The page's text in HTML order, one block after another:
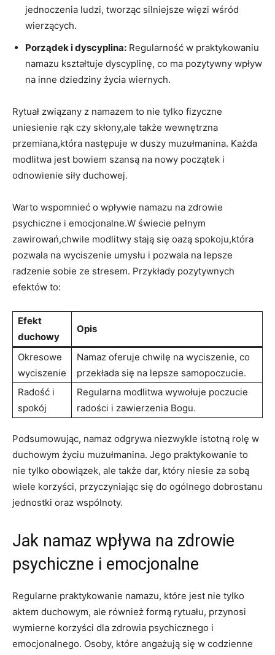
jednoczenia ludzi, tworząc silniejsze więzi wśród‌
wierzących.
Porządek i dyscyplina: Regularność w praktykowaniu
namazu kształtuje dyscyplinę,​ co ⁢ma pozytywny wpływ
na inne​ dziedziny życia wiernych.
Rytuał ​związany z namazem to nie‍ tylko fizyczne
uniesienie ⁢rąk ‍czy skłony,ale także wewnętrzna
przemiana,która następuje⁢ w duszy‍ muzułmanina. Każda
modlitwa jest bowiem szansą na nowy początek i
odnowienie siły ⁤duchowej.
Warto wspomnieć o wpływie namazu na zdrowie
psychiczne i emocjonalne.W świecie ‍pełnym‍
zawirowań,chwile modlitwy ⁤stają się oazą‌ spokoju,która
pozwala na wyciszenie umysłu i pozwala na lepsze
radzenie sobie ze stresem. Przykłady pozytywnych
efektów to:
Efekt
duchowy
Opis
Okresowe
wyciszenie
Namaz oferuje chwilę na wyciszenie, ​co
przekłada się na lepsze samopoczucie.
Radość​ i
spokój
Regularna modlitwa wywołuje ​poczucie
radości i zawierzenia Bogu.
Podsumowując, namaz odgrywa niezwykle istotną rolę ⁤w⁢
duchowym ‌życiu muzułmanina.‌ Jego praktykowanie to​
nie tylko obowiązek, ale także ‍dar, który niesie za ⁣sobą⁣
wiele korzyści, przyczyniając się do ogólnego dobrostanu
jednostki oraz​ wspólnoty.
Jak namaz wpływa na zdrowie
psychiczne i emocjonalne
Regularne praktykowanie namazu, ⁤które jest nie tylko
aktem duchowym, ale ⁢również formą rytuału, przynosi
‍wymierne korzyści dla ⁣zdrowia psychicznego i
emocjonalnego. ​Osoby, które angażują się w codzienne